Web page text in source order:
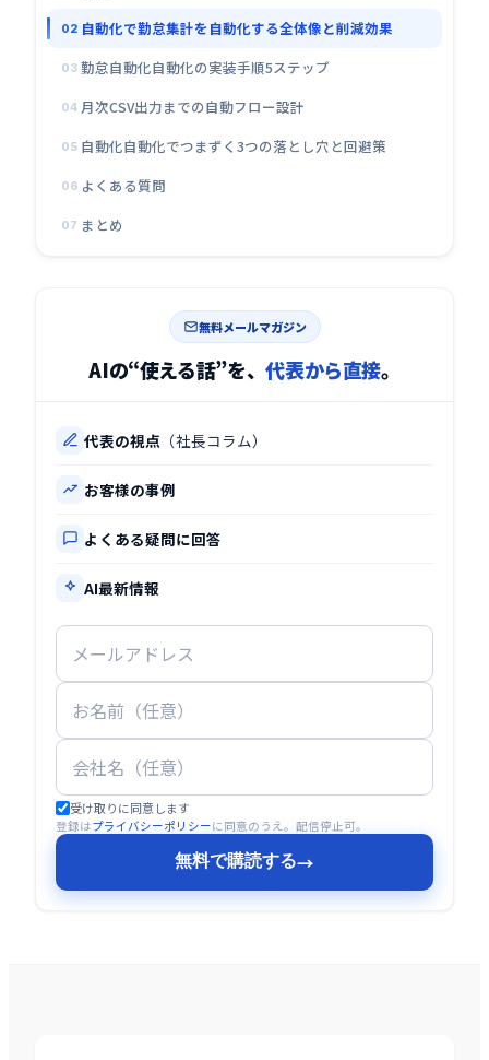
02 自動化で勤怠集計を自動化する全体像と削減効果
03 勤怠自動化自動化の実装手順5ステップ
04 月次CSV出力までの自動フロー設計
05 自動化自動化でつまずく3つの落とし穴と回避策
06 よくある質問
07 まとめ
無料メールマガジン
AIの“使える話”を、代表から直接。
代表の視点 （社長コラム）
お客様の事例
よくある疑問に回答
AI最新情報
受け取りに同意します
登録はプライバシーポリシーに同意のうえ。配信停止可。
無料で購読する→